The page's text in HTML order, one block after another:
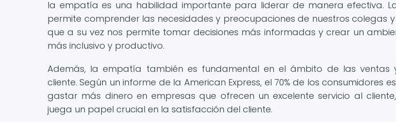
la empatía es una habilidad importante para liderar de manera efectiva.
permite comprender las necesidades y preocupaciones de nuestros colegas
que a su vez nos permite tomar decisiones más informadas y crear un
más inclusivo y productivo.
Además, la empatía también es fundamental en el ámbito de las ventas
cliente. Según un informe de la American Express, el 70% de los consumidores
gastar más dinero en empresas que ofrecen un excelente servicio al
juega un papel crucial en la satisfacción del cliente.